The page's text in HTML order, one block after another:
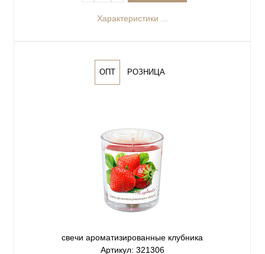
Характеристики ...
ОПТ РОЗНИЦА
свечи ароматизированные клубника
Артикул: 321306